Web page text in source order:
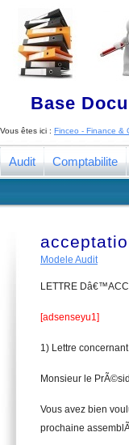
Base
Vous êtes ici : Finceo - Finance &
Audit Comptabilite
Modele Audit
LETTRE
[adsenseyu1]
1) Lettre
Monsieur le
Vous avez bien
prochaine